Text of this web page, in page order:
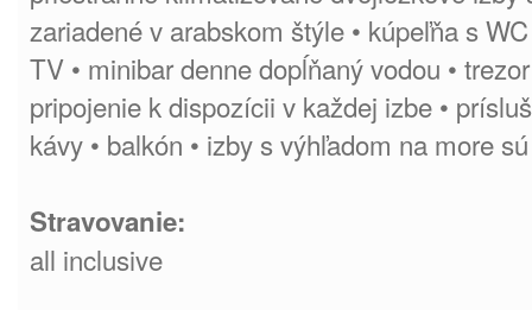
zariadené v arabskom štýle • kúpeľňa s
TV • minibar denne dopĺňaný vodou •
pripojenie k dispozícii v každej izbe •
kávy • balkón • izby s výhľadom na more
Stravovanie:
all inclusive